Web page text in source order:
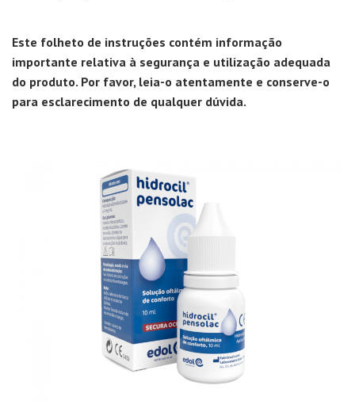
Este folheto de instruções contém informação
importante relativa à segurança e utilização adequada
do produto. Por favor, leia-o atentamente e conserve-o
para esclarecimento de qualquer dúvida.